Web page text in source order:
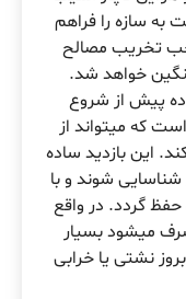
به سازه را فراهم
تخریب مصالح
خواهد شد.
پیش از شروع
که میتواند از
این بازدید ساده
شوند و با
گردد. در واقع
میشود بسیار
نشتی یا خرابی